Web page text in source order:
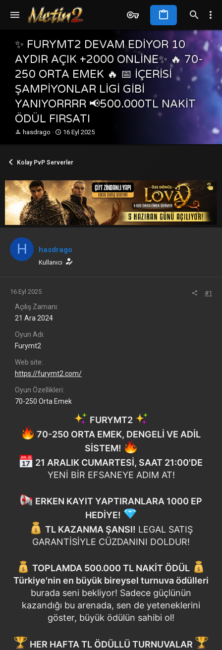
✨ FURYMT2 DEVAM EDİYOR 10
AYDIR AÇIK +2000 ONLİNE✨ 🔥 70-
250 ORTA EMEK 🔥 📅 İÇERİSİ
ŞAMPİYONLAR LİGİ GİBİ
YANIYORRRR 📢500.000TL NAKİT
ÖDÜL FIRSATI
K
b
u
b
a
ş
l
a
t
a
hasdrago
B
g
ı
ç
t
a
r
h
16 Eyl 2025
Kolay PvP Serverler
H hasdrago
Kullanıcı
16 Eyl 2025 #1
Açılış Zamanı
21 Ara 2024
Oyun Adı
Furymt2
Web site
https://furymt2.com/
Oyun Özellikleri
70-250 Orta Emek
FURYMT2
70-250 ORTA EMEK, DENGELİ VE ADİL
SİSTEM!
21 ARALIK CUMARTESİ, SAAT 21:00'DE
YENİ BİR EFSANEYE ADIM AT!
ERKEN KAYIT YAPTIRANLARA 1000 EP
HEDİYE!
TL KAZANMA ŞANSI! LEGAL SATIŞ
GARANTİSİYLE CÜZDANINI DOLDUR!
TOPLAMDA 500.000 TL NAKİT ÖDÜL
Türkiye'nin en büyük bireysel turnuva ödülleri
burada seni bekliyor! Sadece güçlünün
kazandığı bu arenada, sen de yeteneklerini
göster, büyük ödülün sahibi ol!
HER HAFTA TL ÖDÜLLÜ TURNUVALAR